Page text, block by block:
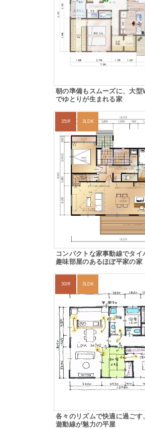
朝の準備もスムーズに、大型
でゆとりが生まれる家
35坪 3LDK
コンパクトな家事動線でタイ
趣味部屋のあるほぼ平家の家
30坪 3LDK
各々のリズムで快適に過ごす
遊動線が魅力の平屋